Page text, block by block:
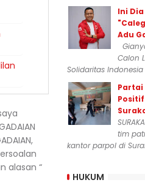
alasan “
Ini
Adu
Calon
Solidaritas Indonesia
Partai
tim
kantor parpol di
HUKUM